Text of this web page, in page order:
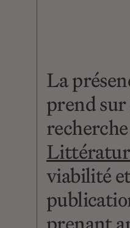
La
prend sur
viabilité